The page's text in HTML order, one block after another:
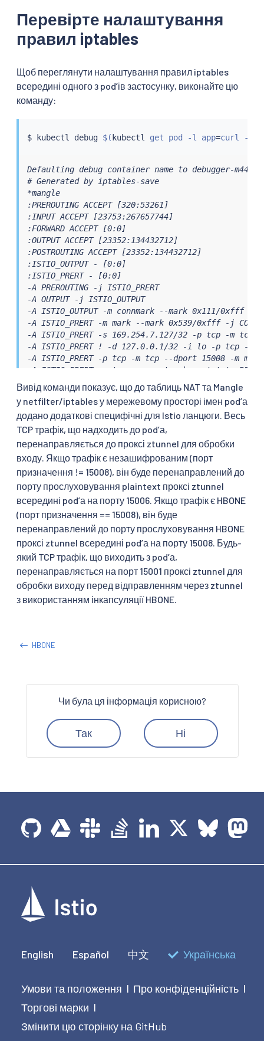
Перевірте налаштування
правил iptables
Щоб переглянути налаштування правил iptables
всередині одного з podʼів застосунку, виконайте цю
команду:
$ kubectl debug $( kubectl get pod -l app=curl -n
Defaulting debug container name to debugger-m44qc.
# Generated by iptables-save
*mangle
:PREROUTING ACCEPT [320:53261]
:INPUT ACCEPT [23753:267657744]
:FORWARD ACCEPT [0:0]
:OUTPUT ACCEPT [23352:134432712]
:POSTROUTING ACCEPT [23352:134432712]
:ISTIO_OUTPUT - [0:0]
:ISTIO_PRERT - [0:0]
-A PREROUTING -j ISTIO_PRERT
-A OUTPUT -j ISTIO_OUTPUT
-A ISTIO_OUTPUT -m connmark --mark 0x111/
-A ISTIO_PRERT -m mark --mark 0x539/0xfff -j
-A ISTIO_PRERT -s 169.254.7.127/32 -p tcp -m tcp -j
-A ISTIO_PRERT ! -d 127.0.0.1/32 -i lo -p tcp -j
-A ISTIO_PRERT -p tcp -m tcp --dport 15008 -m
-A ISTIO_PRERT -p tcp -m conntrack --ctstate
-A ISTIO_PRERT ! -d 127.0.0.1/32 -p tcp -m
COMMIT
# Completed
# Generated by iptables-save
*nat
:PREROUTING ACCEPT [0:0]
:INPUT ACCEPT [0:0]
:OUTPUT ACCEPT [175:13694]
:POSTROUTING ACCEPT [205:15494]
:ISTIO_OUTPUT - [0:0]
-A OUTPUT -j ISTIO_OUTPUT
-A ISTIO_OUTPUT -d 169.254.7.127/32 -p tcp -m tcp -
-A ISTIO_OUTPUT -p tcp -m mark --mark 0x111/0xfff
-A ISTIO_OUTPUT ! -d 127.0.0.1/32 -o lo -j ACCEPT
-A ISTIO_OUTPUT ! -d 127.0.0.1/32 -p tcp -m
COMMIT
Вивід команди показує, що до таблиць NAT та Mangle
у netfilter/iptables у мережевому просторі імен podʼа
додано додаткові специфічні для Istio ланцюги. Весь
TCP трафік, що надходить до podʼа,
перенаправляється до проксі ztunnel для обробки
входу. Якщо трафік є незашифрованим (порт
призначення != 15008), він буде перенаправлений до
порту прослуховування plaintext проксі ztunnel
всередині podʼа на порту 15006. Якщо трафік є HBONE
(порт призначення == 15008), він буде
перенаправлений до порту прослуховування HBONE
проксі ztunnel всередині podʼа на порту 15008. Будь-
який TCP трафік, що виходить з podʼа,
перенаправляється на порт 15001 проксі ztunnel для
обробки виходу перед відправленням через ztunnel
з використанням інкапсуляції HBONE.
HBONE
Чи була ця інформація корисною?
Так Ні
English Español 中文 Українська
Умови та положення | Про конфіденційність |
Торгові марки |
Змінити цю сторінку на GitHub